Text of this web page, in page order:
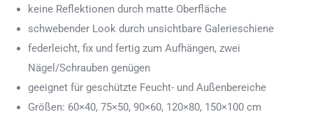
keine Reflektionen durch matte Oberfläche
schwebender Look durch unsichtbare Galerieschiene
federleicht, fix und fertig zum Aufhängen, zwei
Nägel/Schrauben genügen
geeignet für geschützte Feucht- und Außenbereiche
Größen: 60×40, 75×50, 90×60, 120×80, 150×100 cm